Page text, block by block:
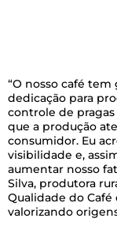
“O nosso café
dedicação para
controle de
que a produção
consumidor. Eu
visibilidade e,
aumentar nosso
Silva, produtora
Qualidade do Café
valorizando